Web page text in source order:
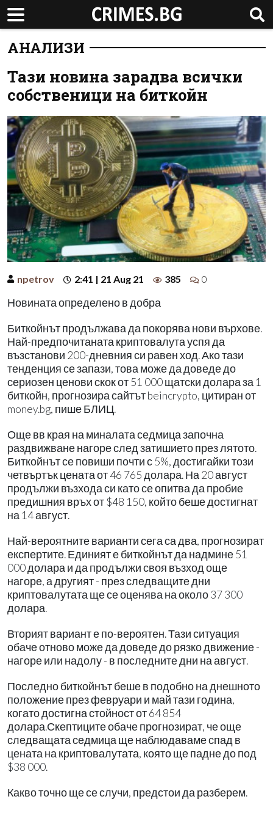
АНАЛИЗИ
Тази новина зарадва всички
собственици на биткойн
npetrov 2:41 | 21 Aug 21 385 0
Новината определено в добра
Биткойнът продължава да покорява нови върхове.
Най-предпочитаната криптовалута успя да
възстанови 200-дневния си равен ход. Ако тази
тенденция се запази, това може да доведе до
сериозен ценови скок от 51 000 щатски долара за 1
биткойн, прогнозира сайтът beincrypto, цитиран от
money.bg, пише БЛИЦ.
Още вв края на миналата седмица започна
раздвижване нагоре след затишието през лятото.
Биткойнът се повиши почти с 5%, достигайки този
четвъртък цената от 46 765 долара. На 20 август
продължи възхода си като се опитва да пробие
предишния връх от $48 150, който беше достигнат
на 14 август.
Най-вероятните варианти сега са два, прогнозират
експертите. Единият е биткойнът да надмине 51
000 долара и да продължи своя възход още
нагоре, а другият - през следващите дни
криптовалутата ще се оценява на около 37 300
долара.
Вторият вариант е по-вероятен. Тази ситуация
обаче отново може да доведе до рязко движение -
нагоре или надолу - в последните дни на август.
Последно биткойнът беше в подобно на днешното
положение през февруари и май тази година,
когато достигна стойност от 64 854
долара.Скептиците обаче прогнозират, че още
следващата седмица ще наблюдаваме спад в
цената на криптовалутата, която ще падне до под
$38 000.
Какво точно ще се случи, предстои да разберем.